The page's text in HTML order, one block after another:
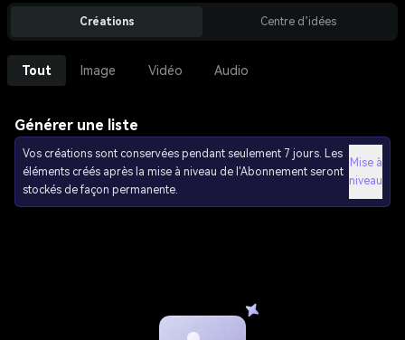
Créations Centre d’idées
Tout Image Vidéo Audio
Générer une liste
Vos créations sont conservées pendant seulement 7 jours. Les
éléments créés après la mise à niveau de l'Abonnement seront
stockés de façon permanente.
Mise à
niveau